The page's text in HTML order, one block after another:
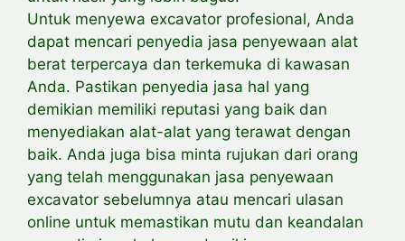
Untuk menyewa excavator profesional, Anda
dapat mencari penyedia jasa penyewaan alat
berat terpercaya dan terkemuka di kawasan
Anda. Pastikan penyedia jasa hal yang
demikian memiliki reputasi yang baik dan
menyediakan alat-alat yang terawat dengan
baik. Anda juga bisa minta rujukan dari orang
yang telah menggunakan jasa penyewaan
excavator sebelumnya atau mencari ulasan
online untuk memastikan mutu dan keandalan